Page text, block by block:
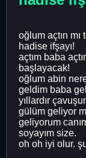
oğlum açtın
hadise ifşayı!
açtım baba
başlayacak!
oğlum abin
geldim baba
yıllardır
gülüm geliyor
geliyorum
soyayım size.
oh oh iyi olur.